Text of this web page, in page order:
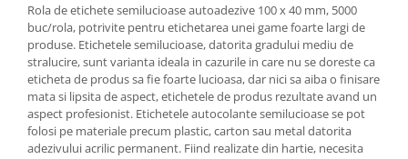
Rola de etichete semilucioase autoadezive 100 x 40 mm, 5000
buc/rola, potrivite pentru etichetarea unei game foarte largi de
produse. Etichetele semilucioase, datorita gradului mediu de
stralucire, sunt varianta ideala in cazurile in care nu se doreste ca
eticheta de produs sa fie foarte lucioasa, dar nici sa aiba o finisare
mata si lipsita de aspect, etichetele de produs rezultate avand un
aspect profesionist. Etichetele autocolante semilucioase se pot
folosi pe materiale precum plastic, carton sau metal datorita
adezivului acrilic permanent. Fiind realizate din hartie, necesita